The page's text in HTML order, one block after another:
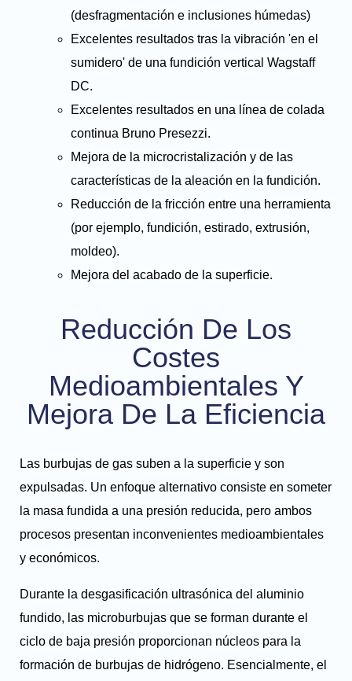
(desfragmentación e inclusiones húmedas)
Excelentes resultados tras la vibración 'en el
sumidero' de una fundición vertical Wagstaff
DC.
Excelentes resultados en una línea de colada
continua Bruno Presezzi.
Mejora de la microcristalización y de las
características de la aleación en la fundición.
Reducción de la fricción entre una herramienta
(por ejemplo, fundición, estirado, extrusión,
moldeo).
Mejora del acabado de la superficie.
Reducción De Los
Costes
Medioambientales Y
Mejora De La Eficiencia
Las burbujas de gas suben a la superficie y son
expulsadas. Un enfoque alternativo consiste en someter
la masa fundida a una presión reducida, pero ambos
procesos presentan inconvenientes medioambientales
y económicos.
Durante la desgasificación ultrasónica del aluminio
fundido, las microburbujas que se forman durante el
ciclo de baja presión proporcionan núcleos para la
formación de burbujas de hidrógeno. Esencialmente, el